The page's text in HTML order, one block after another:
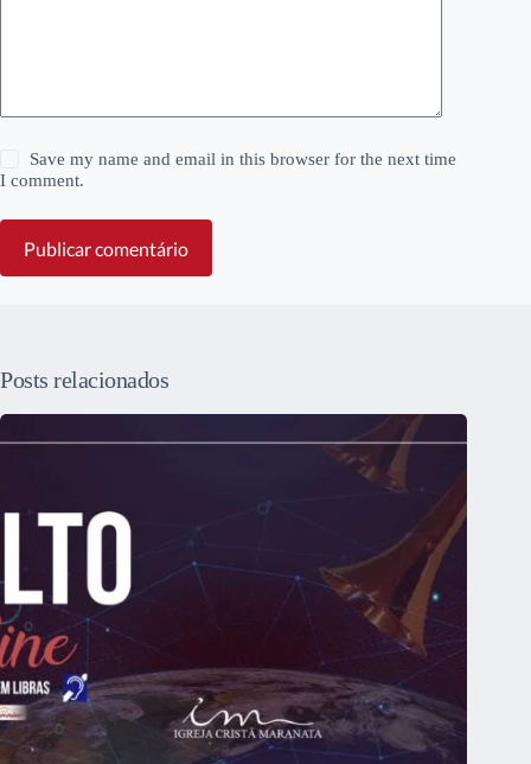
Save my name and email in this browser for the next time
I comment.
Publicar comentário
Posts relacionados